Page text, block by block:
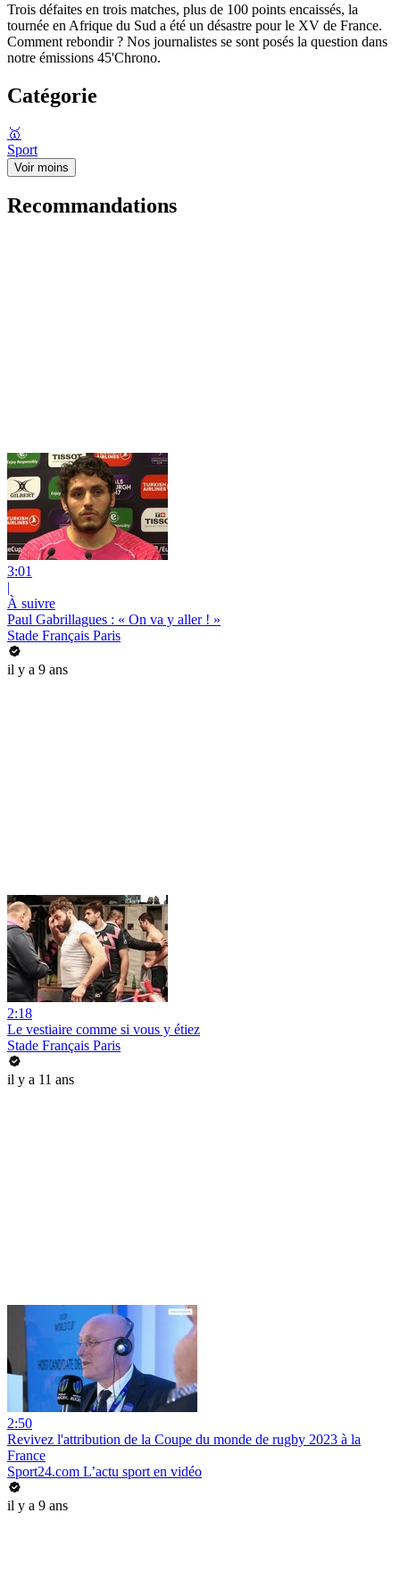
Trois défaites en trois matches, plus de 100 points encaissés, la
tournée en Afrique du Sud a été un désastre pour le XV de France.
Comment rebondir ? Nos journalistes se sont posés la question dans
notre émissions 45'Chrono.
Catégorie
🥇
Sport
Voir moins
Recommandations
3:01
|
À suivre
Paul Gabrillagues : « On va y aller ! »
Stade Français Paris
il y a 9 ans
2:18
Le vestiaire comme si vous y étiez
Stade Français Paris
il y a 11 ans
2:50
Revivez l'attribution de la Coupe du monde de rugby 2023 à la
France
Sport24.com L’actu sport en vidéo
il y a 9 ans